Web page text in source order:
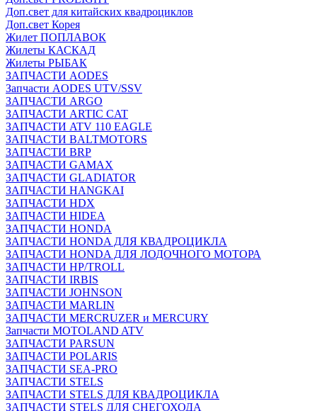
Доп.свет для китайских квадроциклов
Доп.свет Корея
Жилет ПОПЛАВОК
Жилеты КАСКАД
Жилеты РЫБАК
ЗАПЧАСТИ AODES
Запчасти AODES UTV/SSV
ЗАПЧАСТИ ARGO
ЗАПЧАСТИ ARTIC CAT
ЗАПЧАСТИ ATV 110 EAGLE
ЗАПЧАСТИ BALTMOTORS
ЗАПЧАСТИ BRP
ЗАПЧАСТИ GAMAX
ЗАПЧАСТИ GLADIATOR
ЗАПЧАСТИ HANGKAI
ЗАПЧАСТИ HDX
ЗАПЧАСТИ HIDEA
ЗАПЧАСТИ HONDA
ЗАПЧАСТИ HONDA ДЛЯ КВАДРОЦИКЛА
ЗАПЧАСТИ HONDA ДЛЯ ЛОДОЧНОГО МОТОРА
ЗАПЧАСТИ HP/TROLL
ЗАПЧАСТИ IRBIS
ЗАПЧАСТИ JOHNSON
ЗАПЧАСТИ MARLIN
ЗАПЧАСТИ MERCRUZER и MERCURY
Запчасти MOTOLAND ATV
ЗАПЧАСТИ PARSUN
ЗАПЧАСТИ POLARIS
ЗАПЧАСТИ SEA-PRO
ЗАПЧАСТИ STELS
ЗАПЧАСТИ STELS ДЛЯ КВАДРОЦИКЛА
ЗАПЧАСТИ STELS ДЛЯ СНЕГОХОДА